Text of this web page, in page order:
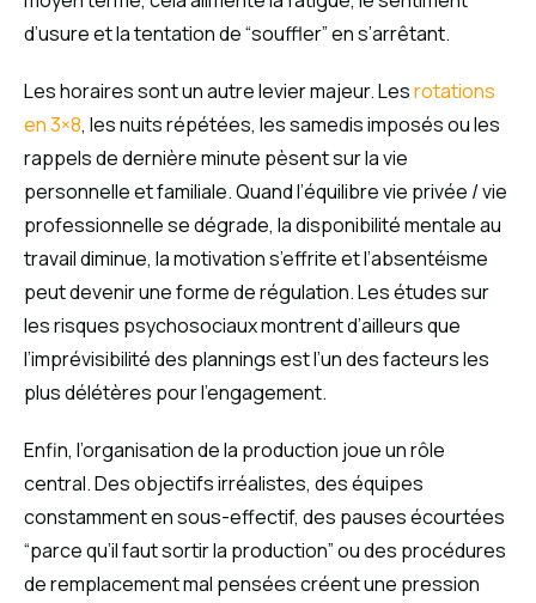
d’usure et la tentation de “souffler” en s’arrêtant.
Les horaires sont un autre levier majeur. Lesrotations
en 3×8, les nuits répétées, les samedis imposés ou les
rappels de dernière minute pèsent sur la vie
personnelle et familiale. Quand l’équilibre vie privée / vie
professionnelle se dégrade, la disponibilité mentale au
travail diminue, la motivation s’effrite et l’absentéisme
peut devenir une forme de régulation. Les études sur
les risques psychosociaux montrent d’ailleurs que
l’imprévisibilité des plannings est l’un des facteurs les
plus délétères pour l’engagement.
Enfin, l’organisation de la production joue un rôle
central. Des objectifs irréalistes, des équipes
constamment en sous-effectif, des pauses écourtées
“parce qu’il faut sortir la production” ou des procédures
de remplacement mal pensées créent une pression